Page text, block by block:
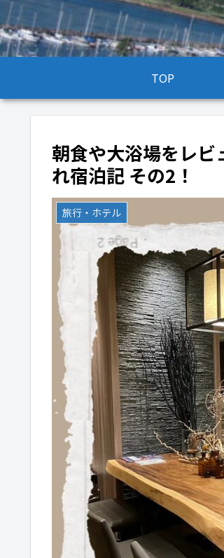
TOP
朝食や大浴場をレ
れ宿泊記 その2！
旅行・ホテル